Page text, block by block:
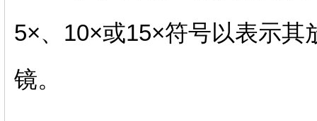
5×、10×或15×符号以表示其
镜。